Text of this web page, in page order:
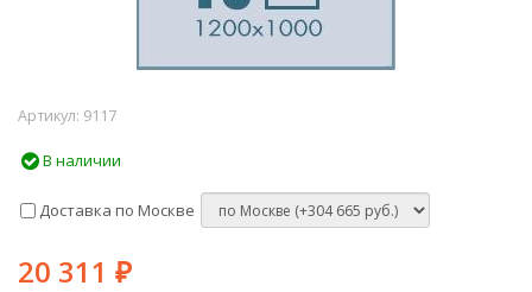
Артикул: 9117
В наличии
Доставка по Москве
20 311 ₽